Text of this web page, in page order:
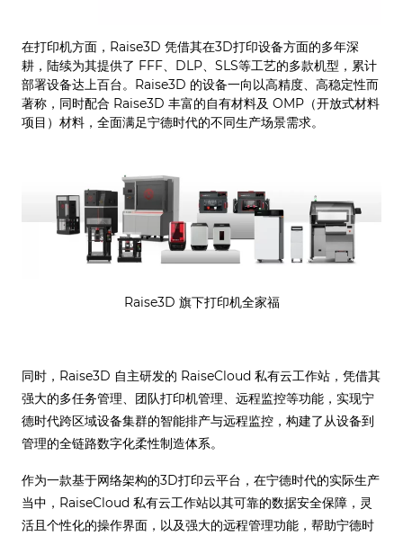
在打印机方面，Raise3D 凭借其在3D打印设备方面的多年深
耕，陆续为其提供了 FFF、DLP、SLS等工艺的多款机型，累计
部署设备达上百台。Raise3D 的设备一向以高精度、高稳定性而
著称，同时配合 Raise3D 丰富的自有材料及 OMP（开放式材料
项目）材料，全面满足宁德时代的不同生产场景需求。
Raise3D 旗下打印机全家福
同时，Raise3D 自主研发的 RaiseCloud 私有云工作站，凭借其
强大的多任务管理、团队打印机管理、远程监控等功能，实现宁
德时代跨区域设备集群的智能排产与远程监控，构建了从设备到
管理的全链路数字化柔性制造体系。
作为一款基于网络架构的3D打印云平台，在宁德时代的实际生产
当中，RaiseCloud 私有云工作站以其可靠的数据安全保障，灵
活且个性化的操作界面，以及强大的远程管理功能，帮助宁德时